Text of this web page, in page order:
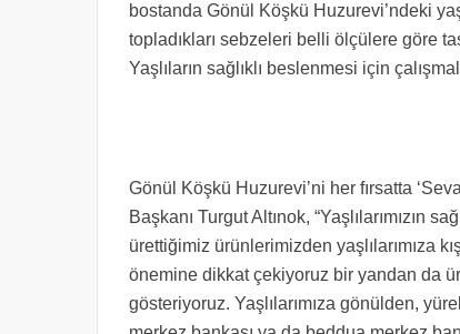
bostanda Gönül Köşkü Huzurevi’ndeki
topladıkları sebzeleri belli ölçülere göre
Yaşlıların sağlıklı beslenmesi için
Gönül Köşkü Huzurevi’ni her fırsatta
Başkanı Turgut Altınok, “Yaşlılarımızın
ürettiğimiz ürünlerimizden yaşlılarımıza
önemine dikkat çekiyoruz bir yandan da
gösteriyoruz. Yaşlılarımıza gönülden,